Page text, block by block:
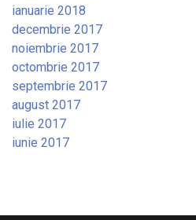
ianuarie 2018
decembrie 2017
noiembrie 2017
octombrie 2017
septembrie 2017
august 2017
iulie 2017
iunie 2017